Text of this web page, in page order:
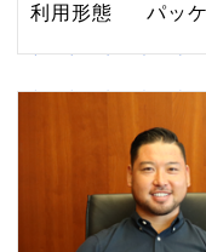
利用形態
パッ